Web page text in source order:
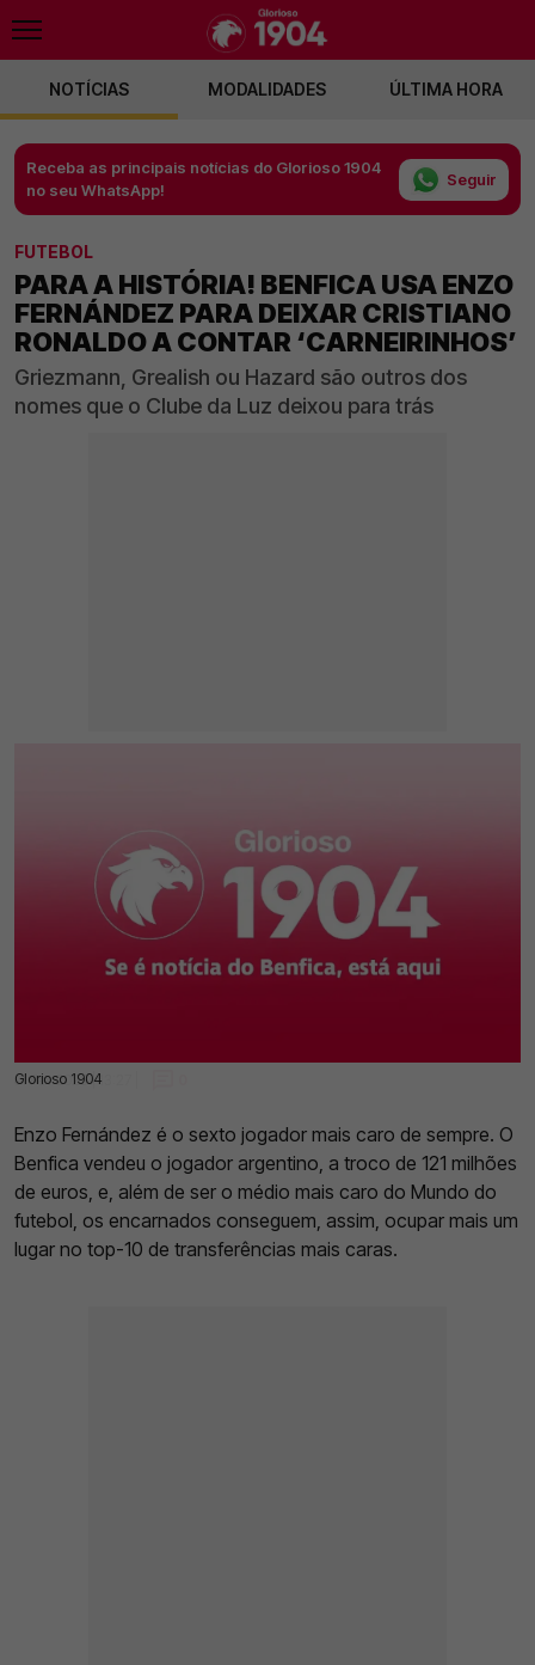
NOTÍCIAS MODALIDADES ÚLTIMA HORA
Receba as principais notícias do Glorioso 1904
no seu WhatsApp!
Seguir
FUTEBOL
PARA A HISTÓRIA! BENFICA USA ENZO
FERNÁNDEZ PARA DEIXAR CRISTIANO
RONALDO A CONTAR ‘CARNEIRINHOS’
Griezmann, Grealish ou Hazard são outros dos
nomes que o Clube da Luz deixou para trás
Glorioso 1904
01 Fev 2023 | 13:27 |
Enzo Fernández é o sexto jogador mais caro de sempre. O
Benfica vendeu o jogador argentino, a troco de 121 milhões
de euros, e, além de ser o médio mais caro do Mundo do
futebol, os encarnados conseguem, assim, ocupar mais um
lugar no top-10 de transferências mais caras.